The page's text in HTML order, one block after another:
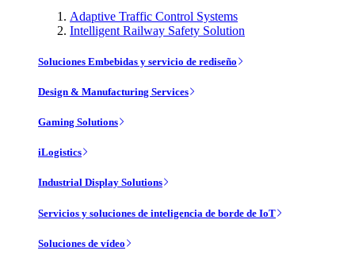
Adaptive Traffic Control Systems
Intelligent Railway Safety Solution
Soluciones Embebidas y servicio de rediseño
Design & Manufacturing Services
Gaming Solutions
iLogistics
Industrial Display Solutions
Servicios y soluciones de inteligencia de borde de IoT
Soluciones de vídeo